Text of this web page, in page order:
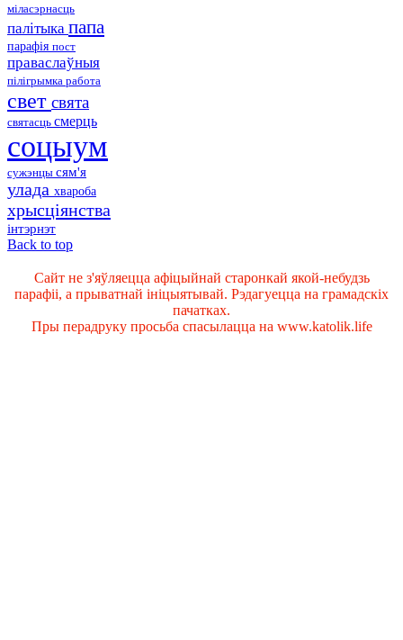
міласэрнасць
палітыка папа
парафія пост
праваслаўныя
пілігрымка работа
свет свята
святасць смерць
соцыум
сужэнцы сям'я
улада хвароба
хрысціянства
інтэрнэт
Back to top
Сайт не з'яўляецца афіцыйнай старонкай якой-небудзь
парафіі, а прыватнай ініцыятывай. Рэдагуецца на грамадскіх
пачатках.
Пры перадруку просьба спасылацца на www.katolik.life